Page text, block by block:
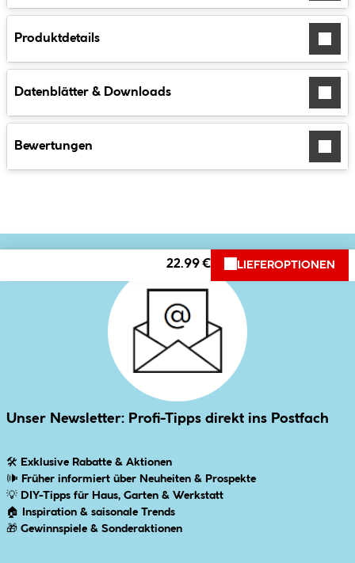
Produktdetails
Datenblätter & Downloads
Bewertungen
22.99 € LIEFEROPTIONEN
Unser Newsletter: Profi-Tipps direkt ins Postfach
🛠 Exklusive Rabatte & Aktionen
🕪 Früher informiert über Neuheiten & Prospekte
💡 DIY-Tipps für Haus, Garten & Werkstatt
🏠
Inspiration & saisonale Trends
🎁 Gewinnspiele & Sonderaktionen